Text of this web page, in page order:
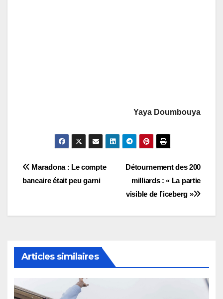
Yaya Doumbouya
Navigation
l’article
Détournement des 200
milliards : « La partie
visible de l’iceberg »
Maradona : Le compte
bancaire était peu garni
Articles similaires